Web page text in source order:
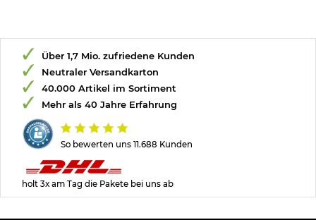
So bewerten uns 11.688 Kunden
Über 1,7 Mio. zufriedene Kunden
Neutraler Versandkarton
40.000 Artikel im Sortiment
Mehr als 40 Jahre Erfahrung
holt 3x am Tag die Pakete bei uns ab